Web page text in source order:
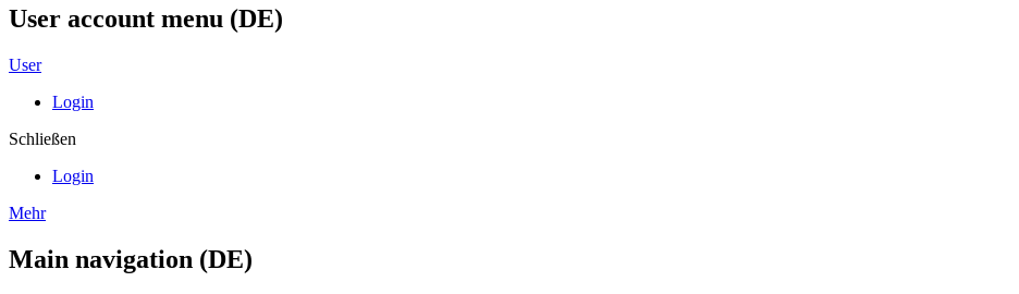
User account menu (DE)
User
Login
Schließen
Login
Mehr
Main navigation (DE)